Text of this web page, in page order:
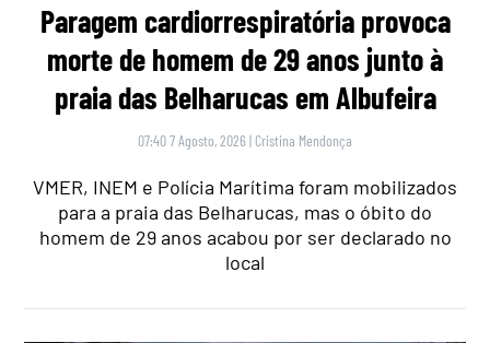
Paragem cardiorrespiratória provoca
morte de homem de 29 anos junto à
praia das Belharucas em Albufeira
07:40 7 Agosto, 2026 | Cristina Mendonça
VMER, INEM e Polícia Marítima foram mobilizados
para a praia das Belharucas, mas o óbito do
homem de 29 anos acabou por ser declarado no
local